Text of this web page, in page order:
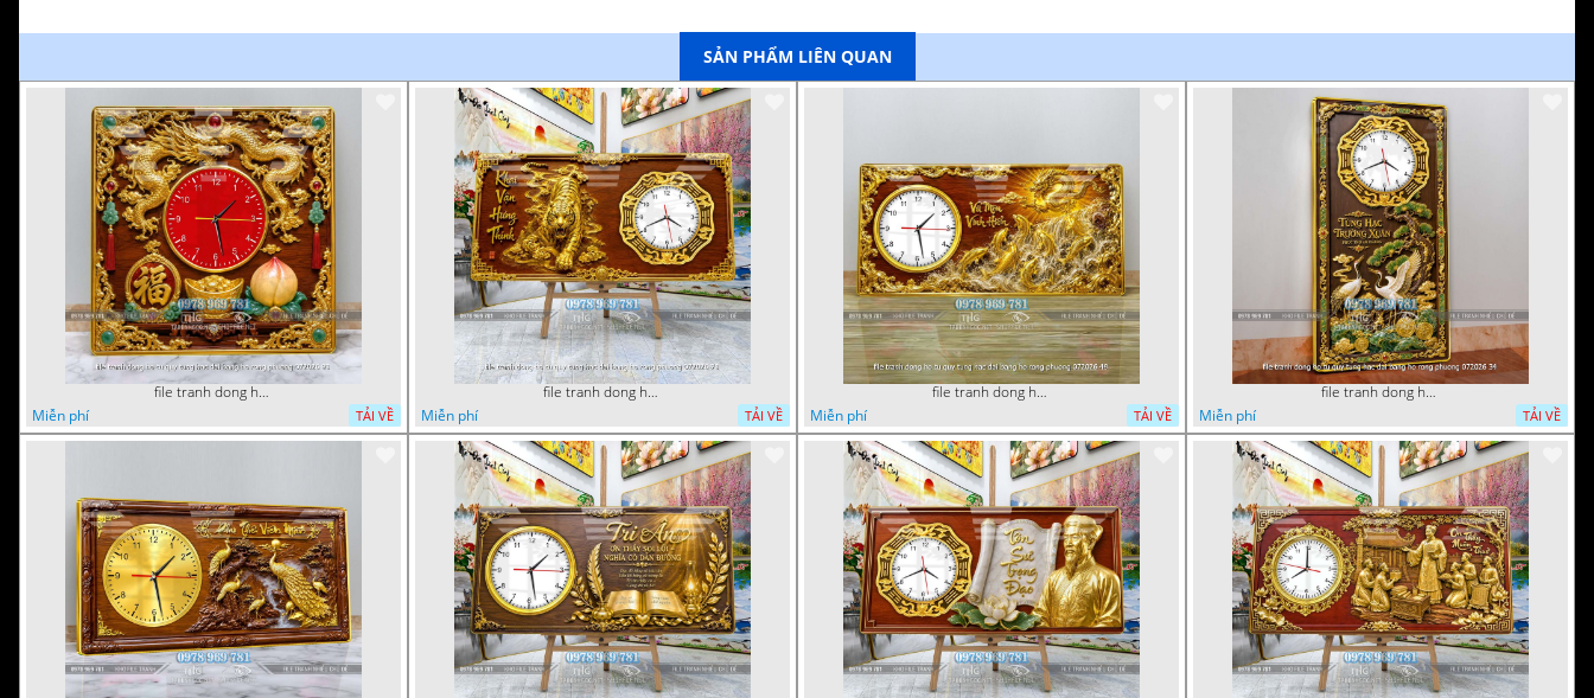
SẢN PHẨM LIÊN QUAN
file tranh dong ho tu quy tung hac dai bang ho rong phuong 072026 93
Miễn phí
TẢI VỀ
file tranh dong ho tu quy tung hac dai bang ho rong phuong 072026 78
Miễn phí
TẢI VỀ
file tranh dong ho tu quy tung hac dai bang ho rong phuong 072026 49
Miễn phí
TẢI VỀ
file tranh dong ho tu quy tung hac dai bang ho rong phuong 072026 34
Miễn phí
TẢI VỀ